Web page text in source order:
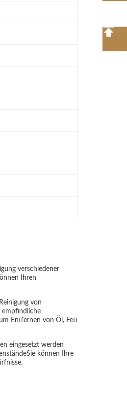
verschiedener
Ihren
von
empfindliche
Entfernen von Öl, Fett
eingesetzt werden
können Ihre